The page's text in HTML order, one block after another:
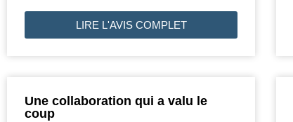
LIRE L'AVIS COMPLET
Une collaboration qui a valu le
coup